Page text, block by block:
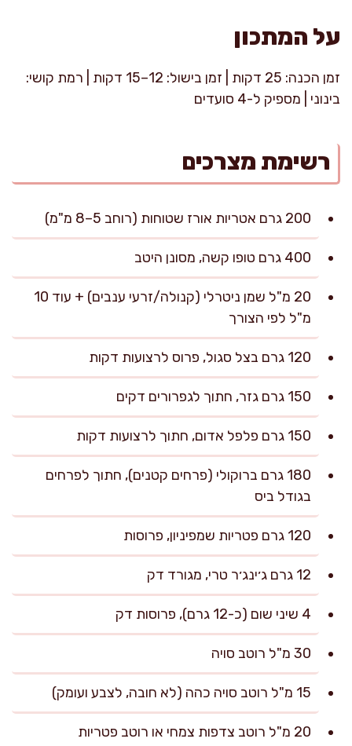
על המתכון
זמן הכנה: 25 דקות | זמן בישול: 12–15 דקות | רמת קושי:
בינוני | מספיק ל-4 סועדים
רשימת מצרכים
200 גרם אטריות אורז שטוחות (רוחב 5–8 מ"מ)
400 גרם טופו קשה, מסונן היטב
20 מ"ל שמן ניטרלי (קנולה/זרעי ענבים) + עוד 10
מ"ל לפי הצורך
120 גרם בצל סגול, פרוס לרצועות דקות
150 גרם גזר, חתוך לגפרורים דקים
150 גרם פלפל אדום, חתוך לרצועות דקות
180 גרם ברוקולי (פרחים קטנים), חתוך לפרחים
בגודל ביס
120 גרם פטריות שמפיניון, פרוסות
12 גרם ג׳ינג׳ר טרי, מגורד דק
4 שיני שום (כ-12 גרם), פרוסות דק
30 מ"ל רוטב סויה
15 מ"ל רוטב סויה כהה (לא חובה, לצבע ועומק)
20 מ"ל רוטב צדפות צמחי או רוטב פטריות